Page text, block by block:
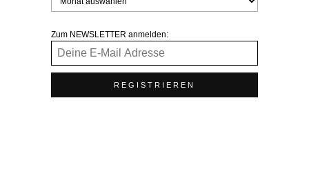
Zum NEWSLETTER anmelden: